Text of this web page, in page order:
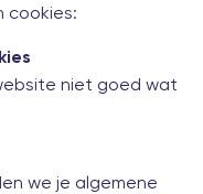
cookies:
niet goed wat
we je algemene